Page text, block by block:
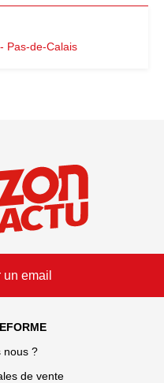
Pas-de-Calais
email
nous ?
de vente